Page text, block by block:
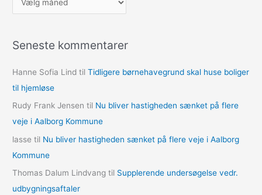
r
i
e
r
Seneste kommentarer
Hanne Sofia Lind tilTidligere børnehavegrund skal huse boliger
til hjemløse
Rudy Frank Jensen til Nu bliver hastigheden sænket på flere
veje i Aalborg Kommune
lasse til Nu bliver hastigheden sænket på flere veje i Aalborg
Kommune
Thomas Dalum Lindvang til Supplerende undersøgelse vedr.
udbygningsaftaler